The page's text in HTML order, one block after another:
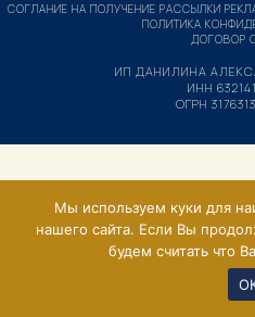
ИП ДАНИЛИНА
ИНН
ОГРН
СОГЛАНИЕ НА ПОЛУЧЕНИЕ РАССЫЛКИ
ПОЛИТИКА
ДОГОВОР
Мы используем куки для
нашего сайта. Если Вы
будем считать что